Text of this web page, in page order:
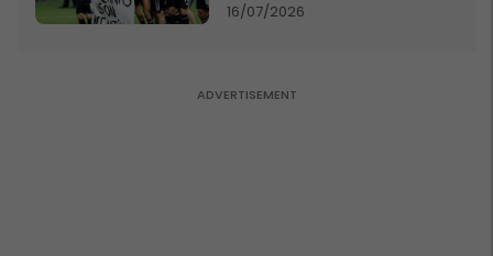
16/07/2026